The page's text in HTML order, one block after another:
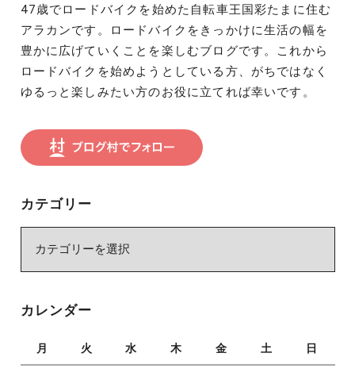
47歳でロードバイクを始めた自転車王国彩たまに住む
アラカンです。ロードバイクをきっかけに生活の幅を
豊かに広げていくことを楽しむブログです。これから
ロードバイクを始めようとしている方、がちではなく
ゆるっと楽しみたい方のお役に立てれば幸いです。
カテゴリー
ー
カレンダー
月 火 水 木 金 土 日